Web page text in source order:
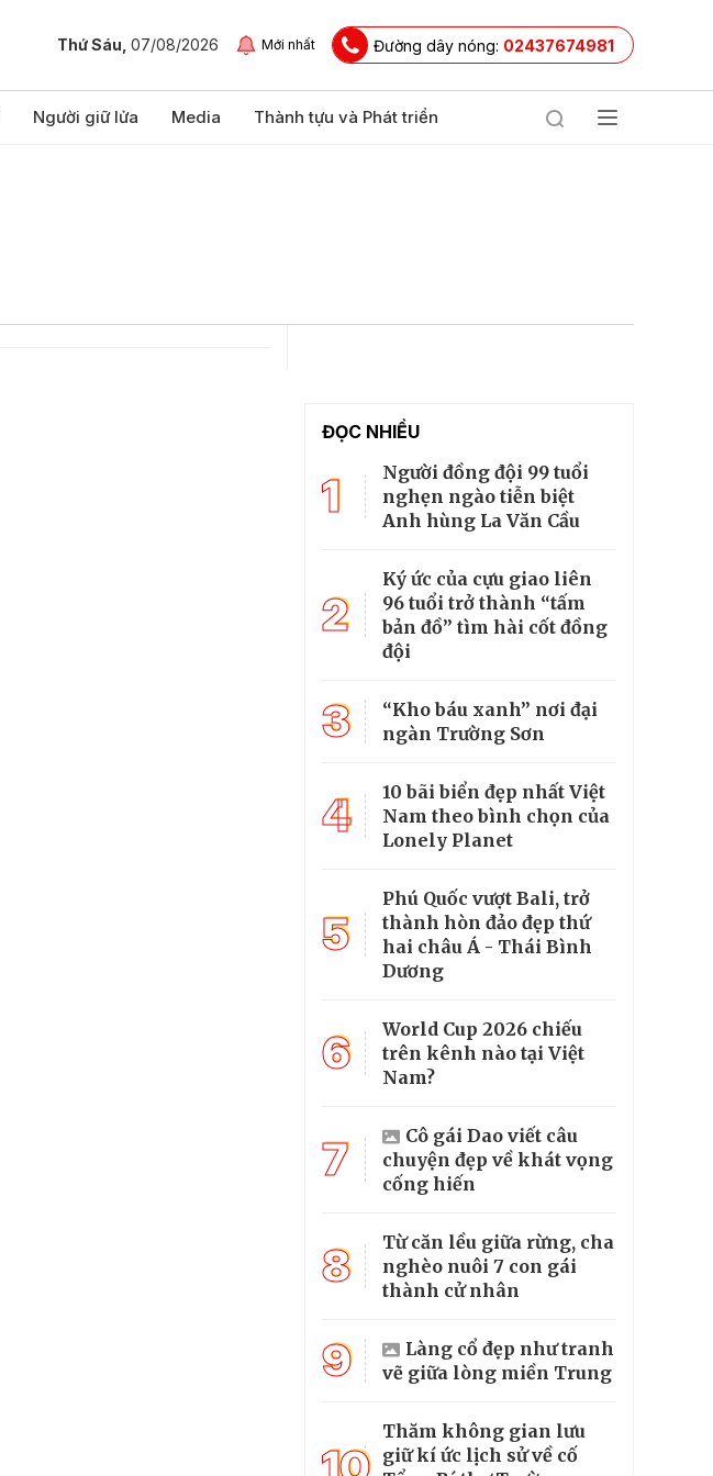
Thứ Sáu, 07/08/2026 Mới nhất Đường dây nóng: 02437674981
Người giữ lửa Media Thành tựu và Phát triển
ĐỌC NHIỀU
1
Người đồng đội 99 tuổi
nghẹn ngào tiễn biệt
Anh hùng La Văn Cầu
2
Ký ức của cựu giao liên
96 tuổi trở thành “tấm
bản đồ” tìm hài cốt đồng
đội
3
“Kho báu xanh” nơi đại
ngàn Trường Sơn
4
10 bãi biển đẹp nhất Việt
Nam theo bình chọn của
Lonely Planet
5
Phú Quốc vượt Bali, trở
thành hòn đảo đẹp thứ
hai châu Á - Thái Bình
Dương
6
World Cup 2026 chiếu
trên kênh nào tại Việt
Nam?
7
Cô gái Dao viết câu
chuyện đẹp về khát vọng
cống hiến
8
Từ căn lều giữa rừng, cha
nghèo nuôi 7 con gái
thành cử nhân
9
Làng cổ đẹp như tranh
vẽ giữa lòng miền Trung
Thăm không gian lưu
giữ kí ức lịch sử về cố